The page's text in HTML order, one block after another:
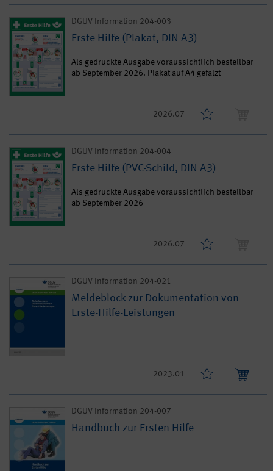
DGUV Information 204-003
Erste Hilfe (Plakat, DIN A3)
Als gedruckte Ausgabe voraussichtlich bestellbar
ab September 2026. Plakat auf A4 gefalzt
2026.07
DGUV Information 204-004
Erste Hilfe (PVC-Schild, DIN A3)
Als gedruckte Ausgabe voraussichtlich bestellbar
ab September 2026
2026.07
DGUV Information 204-021
Meldeblock zur Dokumentation von
Erste-Hilfe-Leistungen
2023.01
DGUV Information 204-007
Handbuch zur Ersten Hilfe